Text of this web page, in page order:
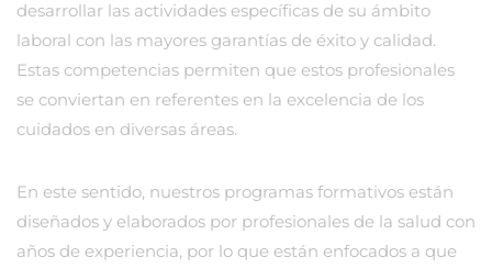
desarrollar las actividades específicas de su ámbito
laboral con las mayores garantías de éxito y calidad.
Estas competencias permiten que estos profesionales
se conviertan en referentes en la excelencia de los
cuidados en diversas áreas.
En este sentido, nuestros programas formativos están
diseñados y elaborados por profesionales de la salud con
años de experiencia, por lo que están enfocados a que